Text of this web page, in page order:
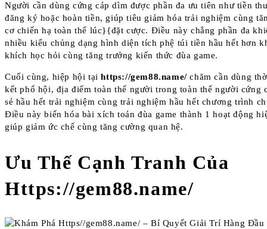
Người cần dùng cứng cáp dìm được phần đa ưu tiên như tiền
đăng ký hoặc hoàn tiền, giúp tiêu giảm hóa trải nghiệm cùng
cơ chiến hạ toàn thể lúc}{đặt cược. Điều này chẳng phần đa
nhiều kiểu chủng dạng hình diện tích phệ túi tiền hầu hết hơn
khích học hỏi cùng tăng trưởng kiến thức đùa game.
Cuối cùng, hiệp hội tạihttps://gem88.name/chăm cần dùng
kết phố hội, địa điểm toàn thể người trong toàn thể người cứng
sẻ hầu hết trải nghiệm cùng trải nghiệm hầu hết chương trình
Điều này biến hóa bài xích toán đùa game thành 1 hoạt động
giúp giảm ức chế cùng tăng cường quan hệ.
Ưu Thế Cạnh Tranh Của
Https://gem88.name/